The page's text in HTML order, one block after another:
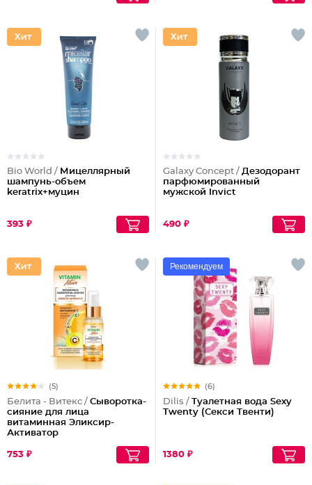
Bio World / Мицеллярный
шампунь-объем
keratrix+муцин
393 ₽
Galaxy Concept / Дезодорант
парфюмированный
мужской Invict
490 ₽
(5)
Белита - Витекс / Сыворотка-
сияние для лица
витаминная Эликсир-
Активатор
753 ₽
Рекомендуем
(6)
Dilis / Туалетная вода Sexy
Twenty (Секси Твенти)
1380 ₽